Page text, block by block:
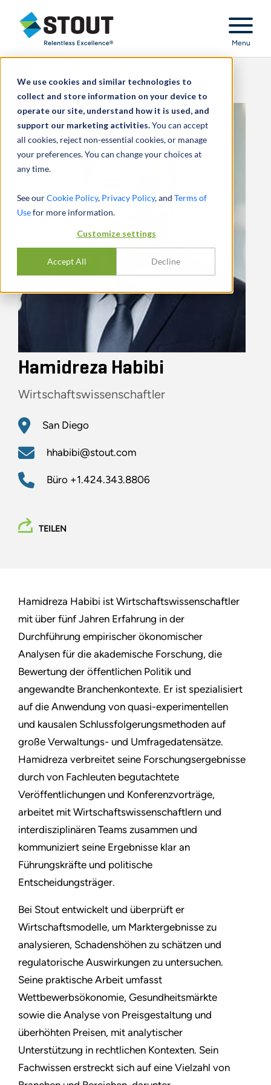
We use cookies and similar technologies to
collect and store information on your device to
operate our site, understand how it is used, and
support our marketing activities.You can accept
all cookies, reject non-essential cookies, or manage
your preferences. You can change your choices at
any time.
See ourCookie Policy, Privacy Policy, and Terms of
Usefor more information.
Customize settings
Accept All Decline
Stout Relentless Excellence
Menu
Hamidreza Habibi
Wirtschaftswissenschaftler
San Diego
hhabibi@stout.com
Büro +1.424.343.8806
TEILEN
Hamidreza Habibi ist Wirtschaftswissenschaftler
mit über fünf Jahren Erfahrung in der
Durchführung empirischer ökonomischer
Analysen für die akademische Forschung, die
Bewertung der öffentlichen Politik und
angewandte Branchenkontexte. Er ist spezialisiert
auf die Anwendung von quasi-experimentellen
und kausalen Schlussfolgerungsmethoden auf
große Verwaltungs- und Umfragedatensätze.
Hamidreza verbreitet seine Forschungsergebnisse
durch von Fachleuten begutachtete
Veröffentlichungen und Konferenzvorträge,
arbeitet mit Wirtschaftswissenschaftlern und
interdisziplinären Teams zusammen und
kommuniziert seine Ergebnisse klar an
Führungskräfte und politische
Entscheidungsträger.
Bei Stout entwickelt und überprüft er
Wirtschaftsmodelle, um Marktergebnisse zu
analysieren, Schadenshöhen zu schätzen und
regulatorische Auswirkungen zu untersuchen.
Seine praktische Arbeit umfasst
Wettbewerbsökonomie, Gesundheitsmärkte
sowie die Analyse von Preisgestaltung und
überhöhten Preisen, mit analytischer
Unterstützung in rechtlichen Kontexten. Sein
Fachwissen erstreckt sich auf eine Vielzahl von